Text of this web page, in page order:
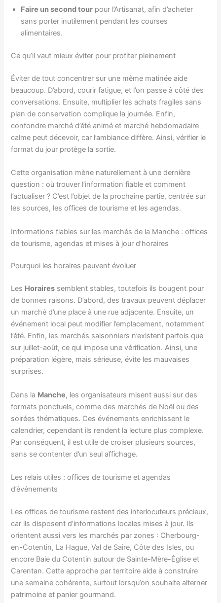
Faire un second tour pour l’Artisanat, afin d’acheter
sans porter inutilement pendant les courses
alimentaires.
Ce qu’il vaut mieux éviter pour profiter pleinement
Éviter de tout concentrer sur une même matinée aide
beaucoup. D’abord, courir fatigue, et l’on passe à côté des
conversations. Ensuite, multiplier les achats fragiles sans
plan de conservation complique la journée. Enfin,
confondre marché d’été animé et marché hebdomadaire
calme peut décevoir, car l’ambiance diffère. Ainsi, vérifier le
format du jour protège la sortie.
Cette organisation mène naturellement à une dernière
question : où trouver l’information fiable et comment
l’actualiser ? C’est l’objet de la prochaine partie, centrée sur
les sources, les offices de tourisme et les agendas.
Informations fiables sur les marchés de la Manche : offices
de tourisme, agendas et mises à jour d’horaires
Pourquoi les horaires peuvent évoluer
Les Horaires semblent stables, toutefois ils bougent pour
de bonnes raisons. D’abord, des travaux peuvent déplacer
un marché d’une place à une rue adjacente. Ensuite, un
événement local peut modifier l’emplacement, notamment
l’été. Enfin, les marchés saisonniers n’existent parfois que
sur juillet-août, ce qui impose une vérification. Ainsi, une
préparation légère, mais sérieuse, évite les mauvaises
surprises.
Dans la Manche, les organisateurs misent aussi sur des
formats ponctuels, comme des marchés de Noël ou des
soirées thématiques. Ces événements enrichissent le
calendrier, cependant ils rendent la lecture plus complexe.
Par conséquent, il est utile de croiser plusieurs sources,
sans se contenter d’un seul affichage.
Les relais utiles : offices de tourisme et agendas
d’événements
Les offices de tourisme restent des interlocuteurs précieux,
car ils disposent d’informations locales mises à jour. Ils
orientent aussi vers les marchés par zones : Cherbourg-
en-Cotentin, La Hague, Val de Saire, Côte des Isles, ou
encore Baie du Cotentin autour de Sainte-Mère-Église et
Carentan. Cette approche par territoire aide à construire
une semaine cohérente, surtout lorsqu’on souhaite alterner
patrimoine et panier gourmand.